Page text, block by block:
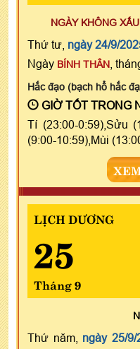
NGÀY KHÔNG
Thứ tư, ngày 24/9/
Ngày BÍNH THÂN ,
Hắc đạo (bạch hổ hắc
GIỜ TỐT TRONG
Tí (23:00-0:59),Sửu
(9:00-10:59),Mùi
LỊCH DƯƠNG
25
Tháng 9
Thứ năm, ngày 25/9/